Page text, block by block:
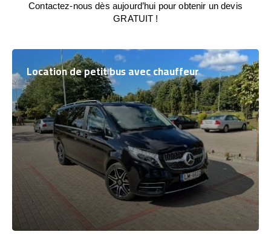
Contactez-nous dès aujourd’hui pour obtenir un devis
GRATUIT !
Location de petit bus avec chauffeur